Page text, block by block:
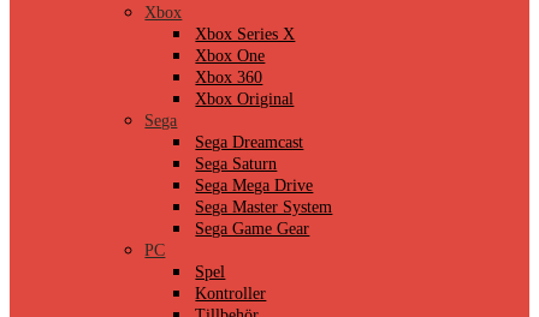
Xbox
Xbox Series X
Xbox One
Xbox 360
Xbox Original
Sega
Sega Dreamcast
Sega Saturn
Sega Mega Drive
Sega Master System
Sega Game Gear
PC
Spel
Kontroller